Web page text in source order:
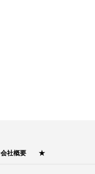
会社概要 ★